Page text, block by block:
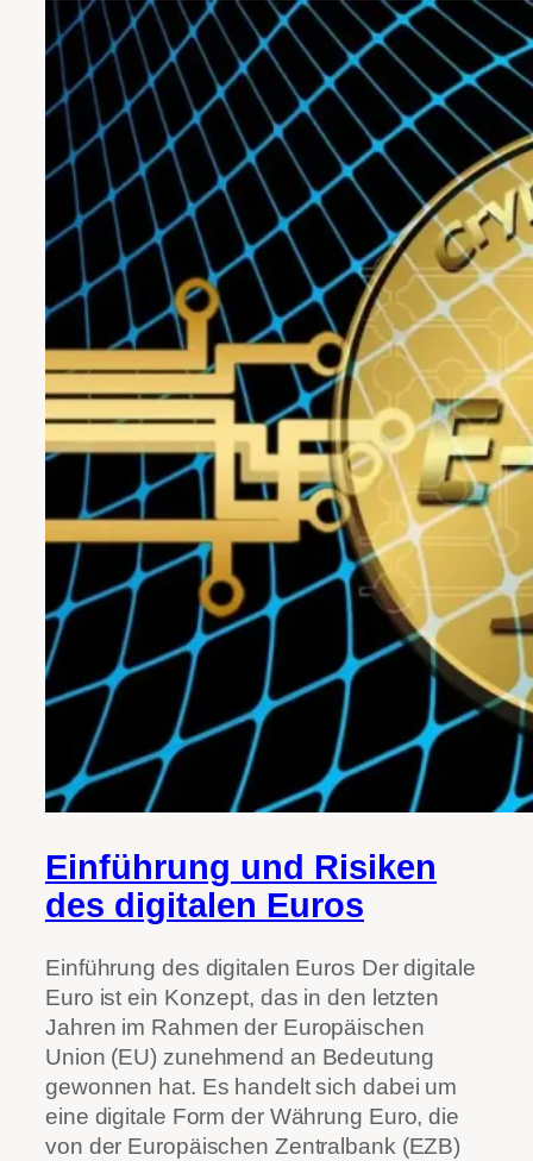
Einführung und Risiken
des digitalen Euros
Einführung des digitalen Euros Der digitale
Euro ist ein Konzept, das in den letzten
Jahren im Rahmen der Europäischen
Union (EU) zunehmend an Bedeutung
gewonnen hat. Es handelt sich dabei um
eine digitale Form der Währung Euro, die
von der Europäischen Zentralbank (EZB)